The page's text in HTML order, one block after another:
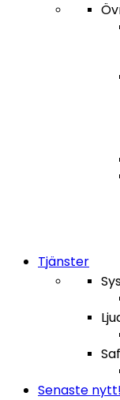
Tjänster
Senaste nytt!